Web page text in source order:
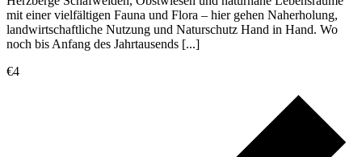
mit einer vielfältigen Fauna und Flora – hier gehen Naherholung,
landwirtschaftliche Nutzung und Naturschutz Hand in Hand. Wo
noch bis Anfang des Jahrtausends [...]
€4